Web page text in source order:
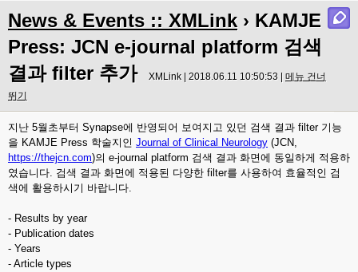
News & Events :: XMLink › KAMJE
Press: JCN e-journal platform 검색
결과 filter 추가
XMLink | 2018.06.11 10:50:53 | 메뉴 건너
뛰기
지난 5월초부터 Synapse에 반영되어 보여지고 있던 검색 결과 filter 기능
을 KAMJE Press 학술지인 Journal of Clinical Neurology (JCN,
https://thejcn.com)의 e-journal platform 검색 결과 화면에 동일하게 적용하
였습니다. 검색 결과 화면에 적용된 다양한 filter를 사용하여 효율적인 검
색에 활용하시기 바랍니다.
- Results by year
- Publication dates
- Years
- Article types